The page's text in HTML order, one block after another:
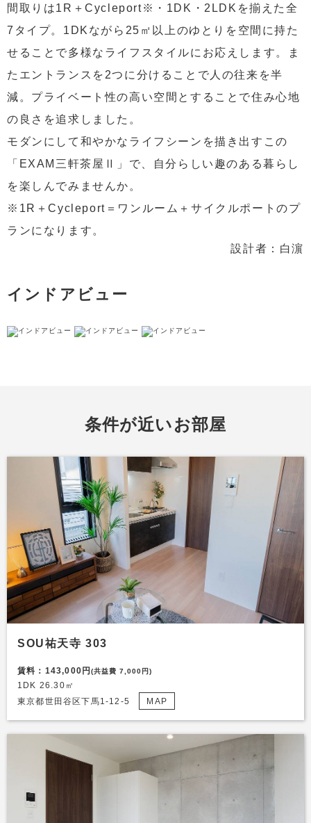
間取りは1R＋Cycleport※・1DK・2LDKを揃えた全
7タイプ。1DKながら25㎡以上のゆとりを空間に持た
せることで多様なライフスタイルにお応えします。ま
たエントランスを2つに分けることで人の往来を半
減。プライベート性の高い空間とすることで住み心地
の良さを追求しました。
モダンにして和やかなライフシーンを描き出すこの
「EXAM三軒茶屋Ⅱ」で、自分らしい趣のある暮らし
を楽しんでみませんか。
※1R＋Cycleport＝ワンルーム＋サイクルポートのプ
ランになります。
設計者：白濵
インドアビュー
条件が近いお部屋
SOU祐天寺 303
賃料：143,000円(共益費 7,000円)
1DK 26.30㎡
東京都世田谷区下馬1-12-5
MAP